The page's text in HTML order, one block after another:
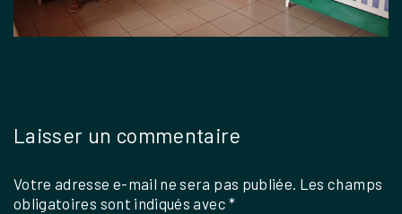
Laisser un commentaire
Votre adresse e-mail ne sera pas publiée. Les champs
obligatoires sont indiqués avec*